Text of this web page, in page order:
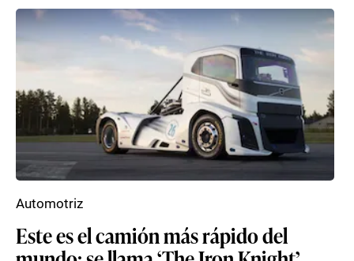
Este es el camión más rápido del
Automotriz